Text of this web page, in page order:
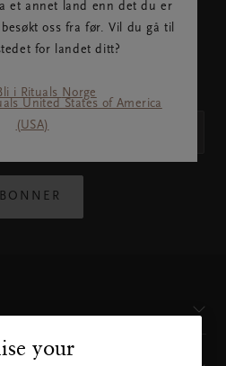
et annet land enn det du er
oss fra før. Vil du gå til
for landet ditt?
Nei. Bli i Rituals Norge
(USA)
bruker dine
som
våre retningslinjer
your